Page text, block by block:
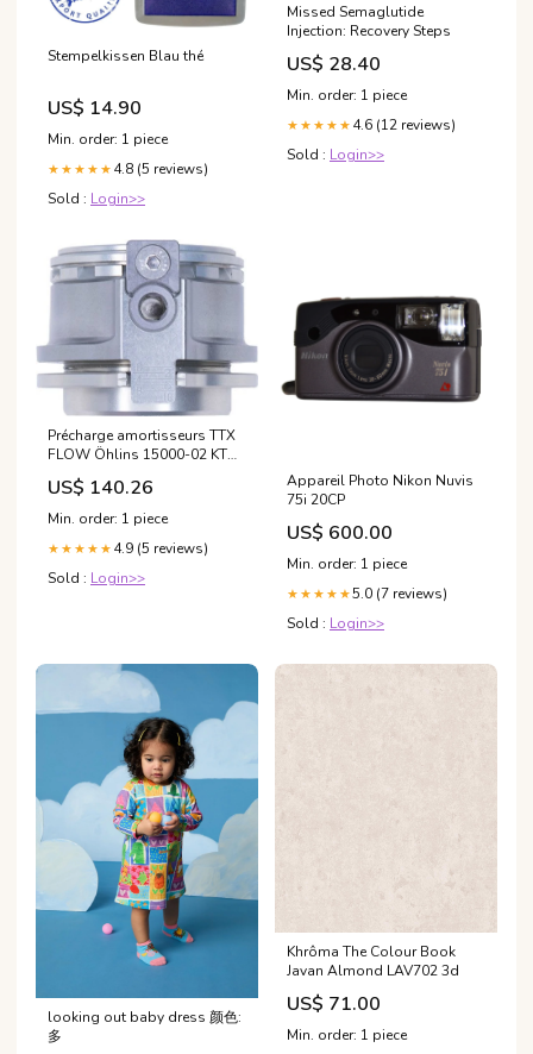
Stempelkissen Blau thé
US$ 14.90
Min. order: 1 piece
★★★★★ 4.8 (5 reviews)
Sold : Login>>
Missed Semaglutide
Injection: Recovery Steps
US$ 28.40
Min. order: 1 piece
★★★★★ 4.6 (12 reviews)
Sold : Login>>
Précharge amortisseurs TTX
FLOW Öhlins 15000-02 KTM
SX 250 de 2016
modele_-800-vfr-vtec-02-05
US$ 140.26
Min. order: 1 piece
★★★★★ 4.9 (5 reviews)
Sold : Login>>
Appareil Photo Nikon Nuvis
75i 20CP
US$ 600.00
Min. order: 1 piece
★★★★★5.0 (7 reviews)
Sold : Login>>
looking out baby dress 颜色:
多
Khrôma The Colour Book
Javan Almond LAV702 3d
US$ 71.00
Min. order: 1 piece